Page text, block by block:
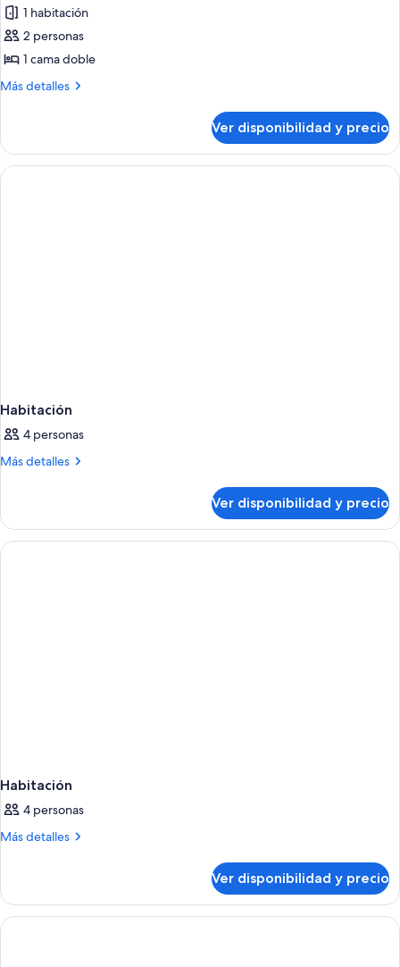
niño)
de
Suite
Deluxe,
al
1 habitación
2 personas
1 cama doble
Más detalles
Más
Deluxe,
vistas
al
Ver disponibilidad y precio
Habitación
4 personas
Más detalles
Más
Ver disponibilidad y precio
Habitación
4 personas
Más detalles
Más
Ver disponibilidad y precio